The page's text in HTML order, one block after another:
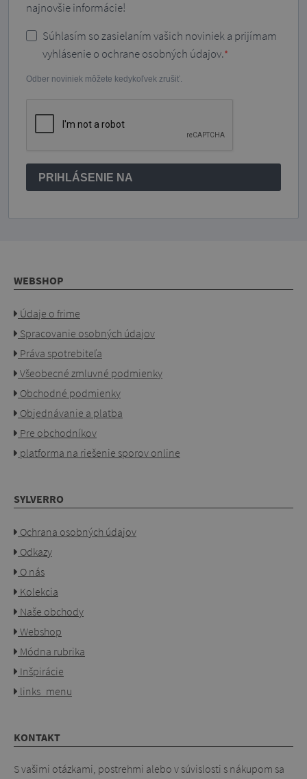
najnovšie informácie!
Súhlasím so zasielaním vašich noviniek a prijímam
vyhlásenie o ochrane osobných údajov.
Odber noviniek môžete kedykoľvek zrušiť.
PRIHLÁSENIE NA
WEBSHOP
Údaje o frime
Spracovanie osobných údajov
Práva spotrebiteľa
Všeobecné zmluvné podmienky
Obchodné podmienky
Objednávanie a platba
Pre obchodníkov
platforma na riešenie sporov online
SYLVERRO
Ochrana osobných údajov
Odkazy
O nás
Kolekcia
Naše obchody
Webshop
Módna rubrika
Inšpirácie
links_menu
KONTAKT
S vašimi otázkami, postrehmi alebo v súvislosti s nákupom sa